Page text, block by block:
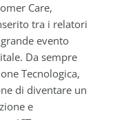
Care,
tra i relatori
evento
Da sempre
Tecnologica,
di diventare un
e